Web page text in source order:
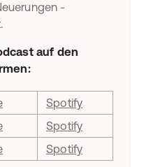
-
auf den
Spotify
Spotify
Spotify